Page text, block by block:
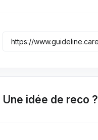
Une idée de reco ?